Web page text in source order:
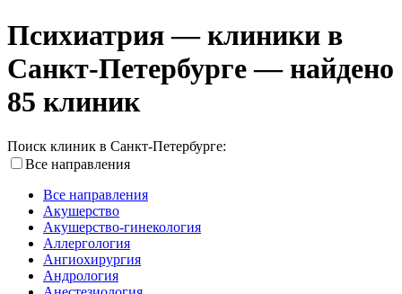
Психиатрия — клиники в
Санкт-Петербурге — найдено
85 клиник
Поиск клиник в Санкт-Петербурге:
Все направления
Все направления
Акушерство
Акушерство-гинекология
Аллергология
Ангиохирургия
Андрология